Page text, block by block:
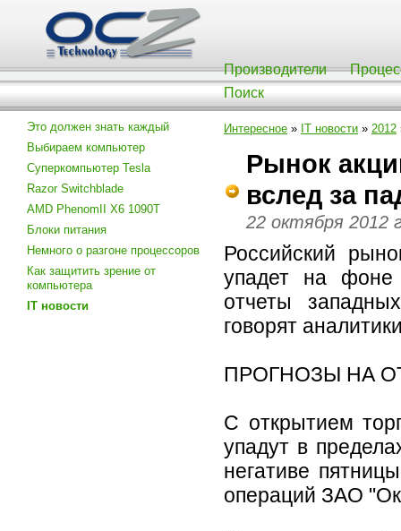
Производители
Поиск
Интересное » IT новости » 2012
Рынок
вслед за
22 октября 2012
Российский
упадет на фоне
отчеты
говорят
ПРОГНОЗЫ НА
С открытием
упадут в
негативе
операций ЗАО
Это должен знать каждый
Выбираем компьютер
Суперкомпьютер Tesla
Razor Switchblade
AMD PhenomII X6 1090T
Блоки питания
Немного о разгоне процессоров
Как защитить зрение от
компьютера
IT новости